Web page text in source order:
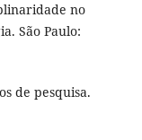
no
São Paulo:
de pesquisa.